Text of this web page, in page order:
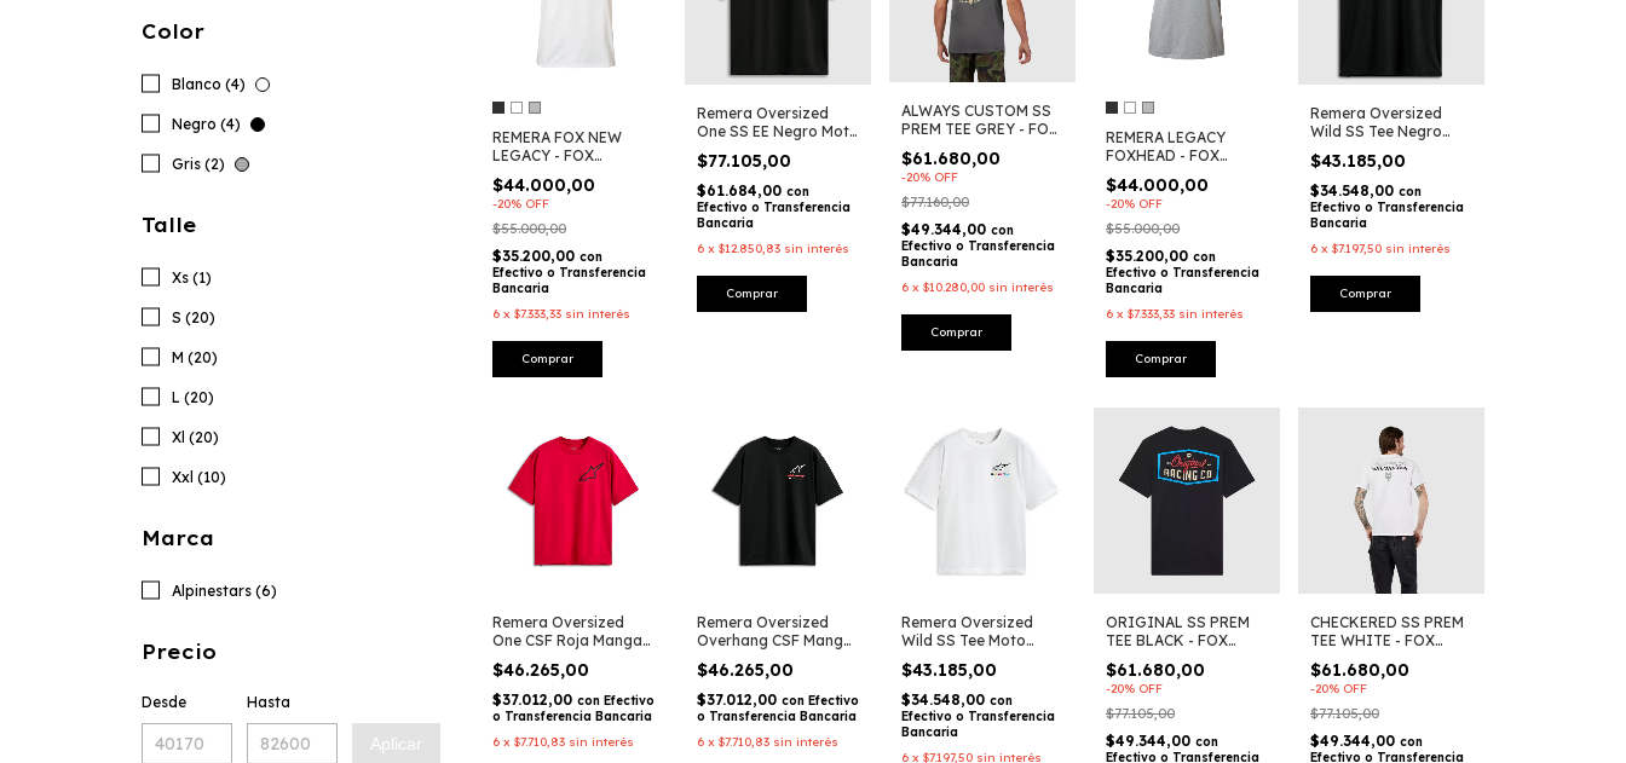
Color
Blanco (4)
Negro (4)
Gris (2)
Talle
Xs (1)
S (20)
M (20)
L (20)
Xl (20)
Xxl (10)
Marca
Alpinestars (6)
Precio
Desde Hasta
Aplicar
REMERA FOX NEW
LEGACY - FOX
RACING
$44.000,00
-20% OFF
$55.000,00
$35.200,00 con
Efectivo o Transferencia
Bancaria
6 x $7.333,33 sin interés
Comprar
Remera Oversized
One SS EE Negro Moto
$77.105,00
$61.684,00 con
Efectivo o Transferencia
Bancaria
6 x $12.850,83 sin interés
Comprar
ALWAYS CUSTOM SS
PREM TEE GREY - FOX
RACING
$61.680,00
-20% OFF
$77.160,00
$49.344,00 con
Efectivo o Transferencia
Bancaria
6 x $10.280,00 sin interés
Comprar
REMERA LEGACY
FOXHEAD - FOX
RACING
$44.000,00
-20% OFF
$55.000,00
$35.200,00 con
Efectivo o Transferencia
Bancaria
6 x $7.333,33 sin interés
Comprar
Remera Oversized
Wild SS Tee Negro
Alpinestars
$43.185,00
$34.548,00 con
Efectivo o Transferencia
Bancaria
6 x $7.197,50 sin interés
Comprar
Remera Oversized
One CSF Roja Manga
Corta Moto Lifestyle –
Alpinestars
$46.265,00
$37.012,00 con Efectivo
o Transferencia Bancaria
6 x $7.710,83 sin interés
Remera Oversized
Overhang CSF Manga
Corta Moto Lifestyle –
Alpinestars
$46.265,00
$37.012,00 con Efectivo
o Transferencia Bancaria
6 x $7.710,83 sin interés
Remera Oversized
Wild SS Tee Moto
Blanco Lifestyle –
Alpinestars
$43.185,00
$34.548,00 con
Efectivo o Transferencia
Bancaria
6 x $7.197,50 sin interés
ORIGINAL SS PREM
TEE BLACK - FOX
RACING
$61.680,00
-20% OFF
$77.105,00
$49.344,00 con
Efectivo o Transferencia
CHECKERED SS PREM
TEE WHITE - FOX
RACING
$61.680,00
-20% OFF
$77.105,00
$49.344,00 con
Efectivo o Transferencia